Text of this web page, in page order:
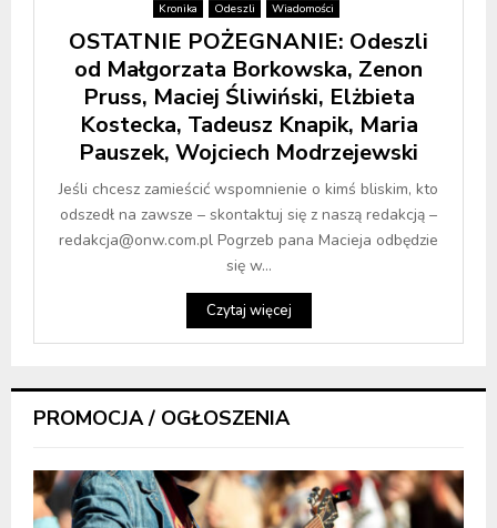
Kronika Odeszli Wiadomości
OSTATNIE POŻEGNANIE: Odeszli
od Małgorzata Borkowska, Zenon
Pruss, Maciej Śliwiński, Elżbieta
Kostecka, Tadeusz Knapik, Maria
Pauszek, Wojciech Modrzejewski
Jeśli chcesz zamieścić wspomnienie o kimś bliskim, kto
odszedł na zawsze – skontaktuj się z naszą redakcją –
redakcja@onw.com.pl Pogrzeb pana Macieja odbędzie
się w...
Czytaj więcej
PROMOCJA / OGŁOSZENIA